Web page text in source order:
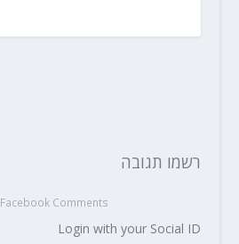
רשמו תגובה
Facebook Comments
Login with your Social ID